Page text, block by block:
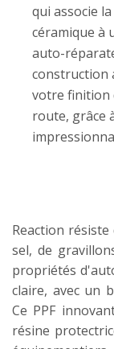
qui associe
céramique à
auto-
construction
votre finition
route, grâce
Reaction
sel, de
propriétés
claire, avec un
Ce PPF
résine